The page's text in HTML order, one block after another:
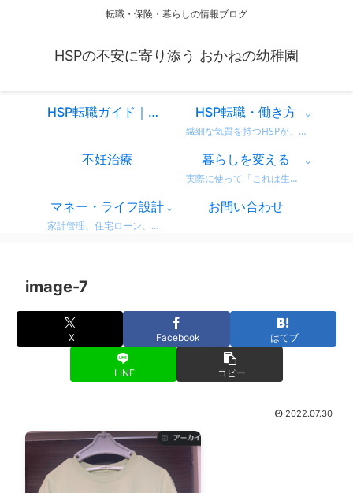
転職・保険・暮らしの情報ブログ
HSPの不安に寄り添う おかねの幼稚園
HSP転職ガイド｜仕事を変えるべきか迷ったときに読む、共感と気づきのスタートページ HSP転職・働き方
繊細な気質を持つHSPが、自分に合った働き方を見つけるための情報をまとめています。 営業職での転職体験談や、向いている仕事・避けたい職場の特徴など、リアルな視点からお届け。 「もう我慢しない」働き方を一緒に考えてみませんか？
不妊治療 暮らしを変える
実際に使って「これは生活が変わった！」と感じた商品・サービスのレビューをまとめています。 デロンギのコーヒーマシンやドラム式洗濯機など、日常がちょっと豊かになるリアルな使用感をお届け。 迷っている方の参考になればうれしいです。
マネー・ライフ設計
家計管理、住宅ローン、保険、ふるさと納税など、暮らしのお金にまつわる情報をわかりやすく解説。 無理せず・不安なく、将来に備えるためのヒントをまとめています。 どれも実体験をベースに、生活者目線で書いています。
お問い合わせ
image-7
X Facebook はてブ
LINE コピー
2022.07.30